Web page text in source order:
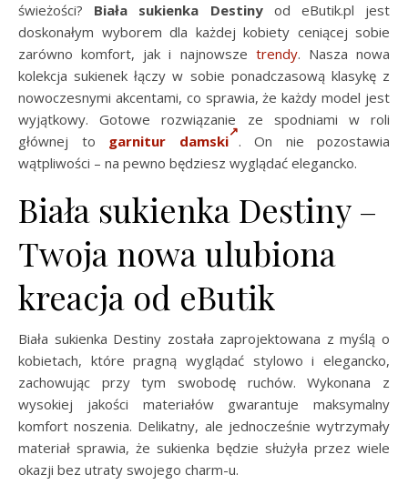
świeżości? Biała sukienka Destinyod eButik.pl jest
doskonałym wyborem dla każdej kobiety ceniącej sobie
zarówno komfort, jak i najnowsze trendy. Nasza nowa
kolekcja sukienek łączy w sobie ponadczasową klasykę z
nowoczesnymi akcentami, co sprawia, że każdy model jest
wyjątkowy. Gotowe rozwiązanie ze spodniami w roli
głównej to garnitur damski . On nie pozostawia
wątpliwości – na pewno będziesz wyglądać elegancko.
Biała sukienka Destiny –
Twoja nowa ulubiona
kreacja od eButik
Biała sukienka Destiny została zaprojektowana z myślą o
kobietach, które pragną wyglądać stylowo i elegancko,
zachowując przy tym swobodę ruchów. Wykonana z
wysokiej jakości materiałów gwarantuje maksymalny
komfort noszenia. Delikatny, ale jednocześnie wytrzymały
materiał sprawia, że sukienka będzie służyła przez wiele
okazji bez utraty swojego charm-u.